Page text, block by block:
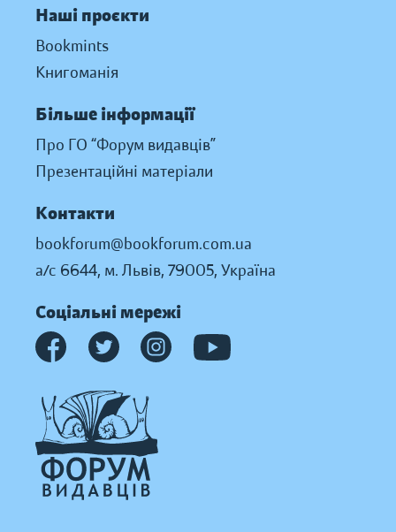
Наші проєкти
Bookmints
Книгоманія
Більше інформації
Про ГО “Форум видавців”
Презентаційні матеріали
Контакти
bookforum@bookforum.com.ua
а/с 6644, м. Львів, 79005, Україна
Соціальні мережі